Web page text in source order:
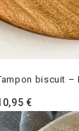
biscuit –
€